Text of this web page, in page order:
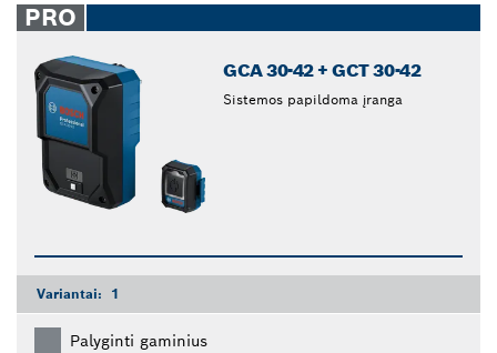
closed
PRO
GCA 30-42 + GCT 30-42
Sistemos papildoma įranga
Variantai: 1
Palyginti gaminius